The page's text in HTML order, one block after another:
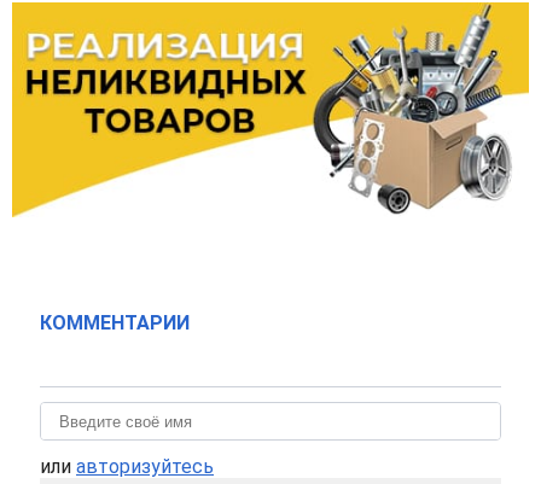
КОММЕНТАРИИ
или авторизуйтесь